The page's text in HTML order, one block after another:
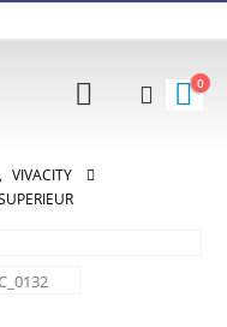
0
, VIVACITY